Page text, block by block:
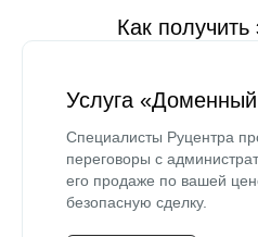
Как
Услуга
Специалисты Руцентра
переговоры с
его продаже по вашей
безопасную сделку.